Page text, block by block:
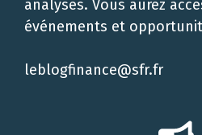
analyses. Vous aurez
événements et
leblogfinance@sfr.fr